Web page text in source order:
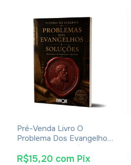
Pré-Venda Livro O
Problema Dos Evangelhos
E Soluções- Eusébio De
Cesareia
R$15,20 com Pix